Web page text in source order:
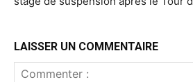
LAISSER UN COMMENTAIRE